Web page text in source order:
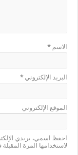
الاسم*
البريد الإلكتروني*
الموقع الإلكتروني
احفظ اسمي، بريدي
لاستخدامها المرة